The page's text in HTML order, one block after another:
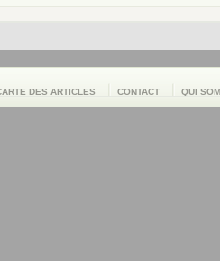
DES ARTICLES CONTACT QUI